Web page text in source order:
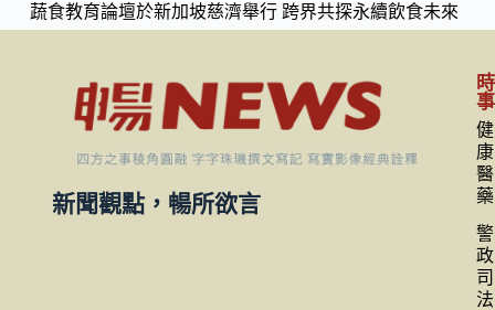
蔬食教育論壇於新加坡慈濟舉行 跨界共探永續飲食未來
新聞觀點，暢所欲言
時
事
健
康
醫
藥
警
政
司
法